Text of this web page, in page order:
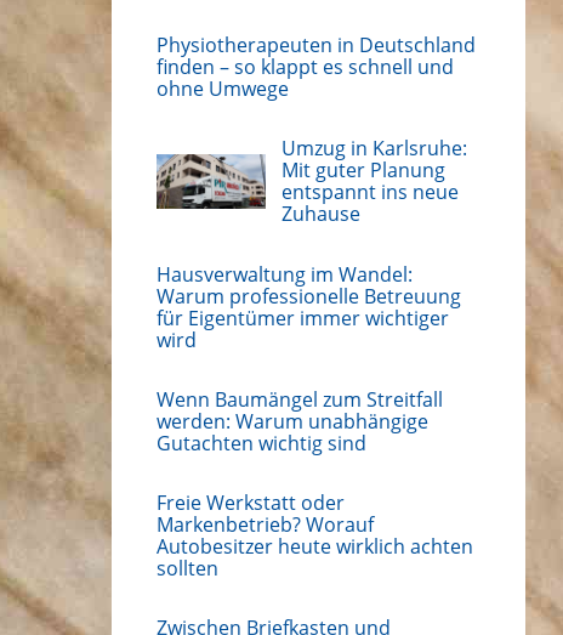
Physiotherapeuten in Deutschland
finden – so klappt es schnell und
ohne Umwege
Umzug in Karlsruhe:
Mit guter Planung
entspannt ins neue
Zuhause
Hausverwaltung im Wandel:
Warum professionelle Betreuung
für Eigentümer immer wichtiger
wird
Wenn Baumängel zum Streitfall
werden: Warum unabhängige
Gutachten wichtig sind
Freie Werkstatt oder
Markenbetrieb? Worauf
Autobesitzer heute wirklich achten
sollten
Zwischen Briefkasten und